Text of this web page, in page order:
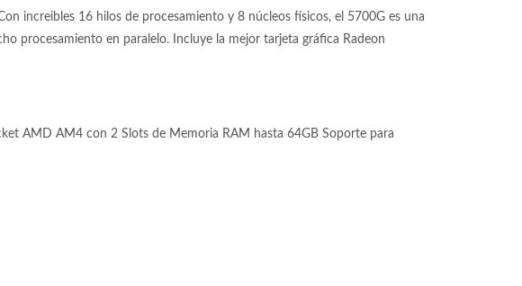
increibles 16 hilos de procesamiento y 8 núcleos físicos, el 5700G es una
procesamiento en paralelo. Incluye la mejor tarjeta gráfica Radeon
AMD AM4 con 2 Slots de Memoria RAM hasta 64GB Soporte para